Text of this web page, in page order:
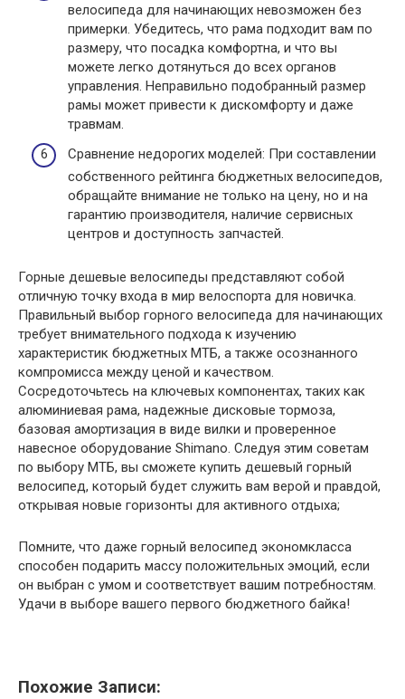
велосипеда для начинающих невозможен без
примерки. Убедитесь, что рама подходит вам по
размеру, что посадка комфортна, и что вы
можете легко дотянуться до всех органов
управления. Неправильно подобранный размер
рамы может привести к дискомфорту и даже
травмам.
Сравнение недорогих моделей: При составлении
собственного рейтинга бюджетных велосипедов,
обращайте внимание не только на цену, но и на
гарантию производителя, наличие сервисных
центров и доступность запчастей.
Горные дешевые велосипеды представляют собой
отличную точку входа в мир велоспорта для новичка.
Правильный выбор горного велосипеда для начинающих
требует внимательного подхода к изучению
характеристик бюджетных МТБ, а также осознанного
компромисса между ценой и качеством.
Сосредоточьтесь на ключевых компонентах, таких как
алюминиевая рама, надежные дисковые тормоза,
базовая амортизация в виде вилки и проверенное
навесное оборудование Shimano. Следуя этим советам
по выбору МТБ, вы сможете купить дешевый горный
велосипед, который будет служить вам верой и правдой,
открывая новые горизонты для активного отдыха;
Помните, что даже горный велосипед экономкласса
способен подарить массу положительных эмоций, если
он выбран с умом и соответствует вашим потребностям.
Удачи в выборе вашего первого бюджетного байка!
Похожие Записи: